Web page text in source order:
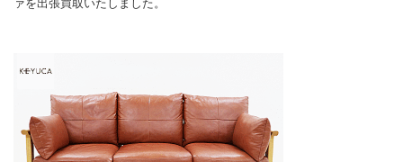
ァを出張買取いたしました。